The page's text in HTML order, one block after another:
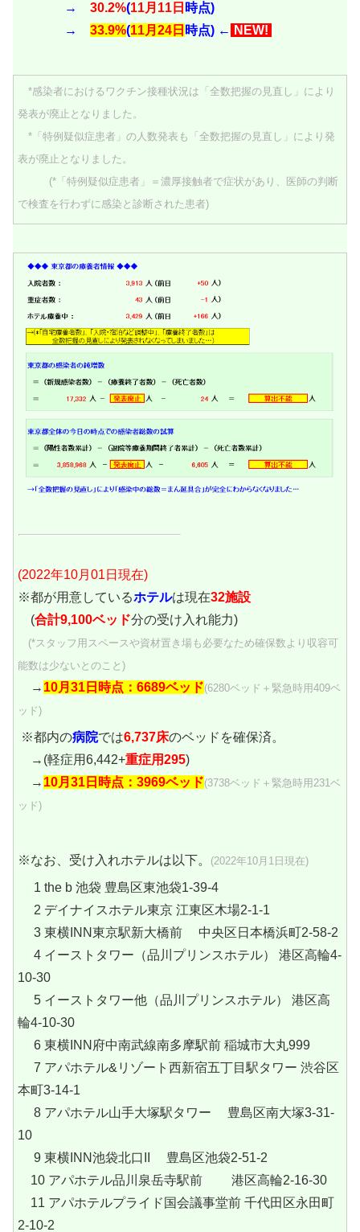
→ 30.2%(11月11日 時点)
→ 33.9%(11月24日 時点) ← NEW!
*感染者におけるワクチン接種状況は「全数把握の見直し」により
発表が廃止となりました。
*「特例疑似症患者」の人数発表も「全数把握の見直し」により発
表が廃止となりました。
(*「特例疑似症患者」＝濃厚接触者で症状があり、医師の判断
で検査を行わずに感染と診断された患者)
(2022年10月01日現在)
※都が用意しているホテルは現在32施設
(合計9,100ベッド分の受け入れ能力)
(*スタッフ用スペースや資材置き場も必要なため確保数より収容可
能数は少ないとのこと)
→ 10月31日時点：6689ベッド(6280ベッド＋緊急時用409ベ
ッド)
※都内の病院では6,737床のベッドを確保済。
→(軽症用6,442+重症用295)
→ 10月31日時点：3969ベッド(3738ベッド＋緊急時用231ベ
ッド)
※なお、受け入れホテルは以下。 (2022年10月1日現在)
1 the b 池袋 豊島区東池袋1-39-4
2 デイナイスホテル東京 江東区木場2-1-1
3 東横INN東京駅新大橋前 中央区日本橋浜町2-58-2
4 イーストタワー（品川プリンスホテル） 港区高輪4-
10-30
5 イーストタワー他（品川プリンスホテル） 港区高
輪4-10-30
6 東横INN府中南武線南多摩駅前 稲城市大丸999
7 アパホテル&リゾート西新宿五丁目駅タワー 渋谷区
本町3-14-1
8 アパホテル山手大塚駅タワー 豊島区南大塚3-31-
10
9 東横INN池袋北口II 豊島区池袋2-51-2
10 アパホテル品川泉岳寺駅前 港区高輪2‐16‐30
11 アパホテルプライド国会議事堂前 千代田区永田町
2-10-2